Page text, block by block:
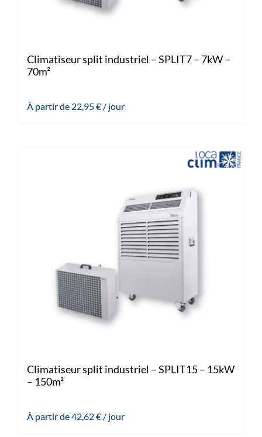
Climatiseur split industriel – SPLIT7 – 7kW –
70m²
À partir de 22,95€/ jour
Climatiseur split industriel – SPLIT15 – 15kW
– 150m²
À partir de42,62€/ jour